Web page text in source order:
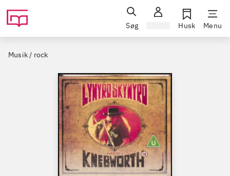
Søg Husk Menu
Musik / rock